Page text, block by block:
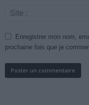
Enregistrer mon nom,
prochaine fois que je